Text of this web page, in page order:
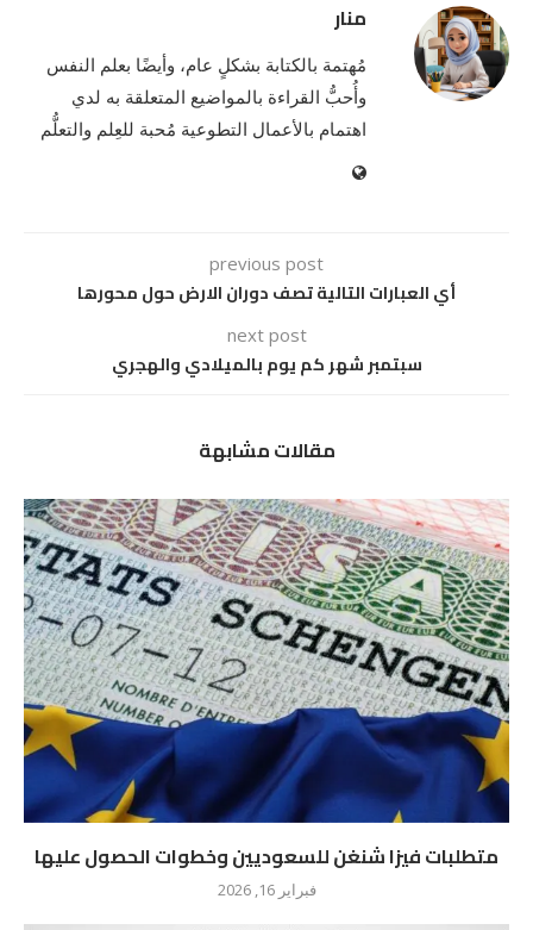
منار
مُهتمة بالكتابة بشكلٍ عام، وأيضًا بعلم النفس
وأُحبُّ القراءة بالمواضيع المتعلقة به لدي
اهتمام بالأعمال التطوعية مُحبة للعِلم والتعلُّم
previous post
أي العبارات التالية تصف دوران الارض حول محورها
next post
سبتمبر شهر كم يوم بالميلادي والهجري
مقالات مشابهة
متطلبات فيزا شنغن للسعوديين وخطوات الحصول عليها
فبراير 16, 2026